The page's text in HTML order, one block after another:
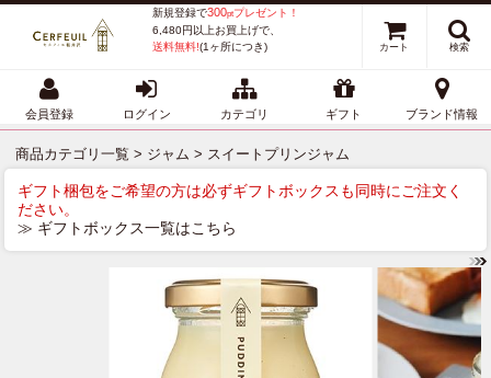
新規登録で300ptプレゼント！
6,480円以上お買上げで、
送料無料!(1ヶ所につき) 検索
カート
会員登録 ログイン カテゴリ ギフト ブランド情報
商品カテゴリ一覧 > ジャム > スイートプリンジャム
ギフト梱包をご希望の方は必ずギフトボックスも同時にご注文く
ださい。
≫ ギフトボックス一覧はこちら